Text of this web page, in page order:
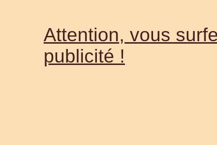
Attention, vous
publicité !